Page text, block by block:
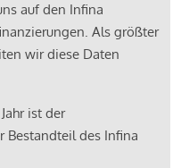
auf den Infina
Als größter
wir diese Daten
ist der
Bestandteil des Infina